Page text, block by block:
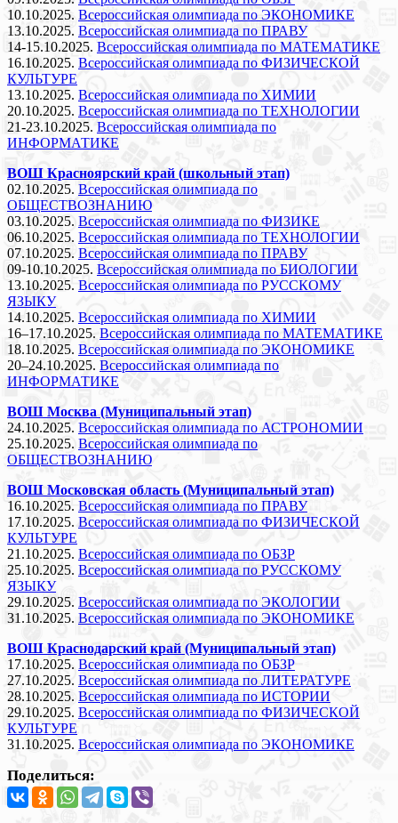
10.10.2025. Всероссийская олимпиада по ЭКОНОМИКЕ
13.10.2025. Всероссийская олимпиада по ПРАВУ
14-15.10.2025. Всероссийская олимпиада по МАТЕМАТИКЕ
16.10.2025. Всероссийская олимпиада по ФИЗИЧЕСКОЙ
КУЛЬТУРЕ
13.10.2025. Всероссийская олимпиада по ХИМИИ
20.10.2025. Всероссийская олимпиада по ТЕХНОЛОГИИ
21-23.10.2025. Всероссийская олимпиада по
ИНФОРМАТИКЕ
ВОШ Красноярский край (школьный этап)
02.10.2025. Всероссийская олимпиада по
ОБЩЕСТВОЗНАНИЮ
03.10.2025. Всероссийская олимпиада по ФИЗИКЕ
06.10.2025. Всероссийская олимпиада по ТЕХНОЛОГИИ
07.10.2025. Всероссийская олимпиада по ПРАВУ
09-10.10.2025. Всероссийская олимпиада по БИОЛОГИИ
13.10.2025. Всероссийская олимпиада по РУССКОМУ
ЯЗЫКУ
14.10.2025. Всероссийская олимпиада по ХИМИИ
16–17.10.2025. Всероссийская олимпиада по МАТЕМАТИКЕ
18.10.2025. Всероссийская олимпиада по ЭКОНОМИКЕ
20–24.10.2025. Всероссийская олимпиада по
ИНФОРМАТИКЕ
ВОШ Москва (Муниципальный этап)
24.10.2025. Всероссийская олимпиада по АСТРОНОМИИ
25.10.2025. Всероссийская олимпиада по
ОБЩЕСТВОЗНАНИЮ
ВОШ Московская область (Муниципальный этап)
16.10.2025. Всероссийская олимпиада по ПРАВУ
17.10.2025. Всероссийская олимпиада по ФИЗИЧЕСКОЙ
КУЛЬТУРЕ
21.10.2025. Всероссийская олимпиада по ОБЗР
25.10.2025. Всероссийская олимпиада по РУССКОМУ
ЯЗЫКУ
29.10.2025. Всероссийская олимпиада по ЭКОЛОГИИ
31.10.2025. Всероссийская олимпиада по ЭКОНОМИКЕ
ВОШ Краснодарский край (Муниципальный этап)
17.10.2025. Всероссийская олимпиада по ОБЗР
27.10.2025. Всероссийская олимпиада по ЛИТЕРАТУРЕ
28.10.2025. Всероссийская олимпиада по ИСТОРИИ
29.10.2025. Всероссийская олимпиада по ФИЗИЧЕСКОЙ
КУЛЬТУРЕ
31.10.2025. Всероссийская олимпиада по ЭКОНОМИКЕ
Поделиться: